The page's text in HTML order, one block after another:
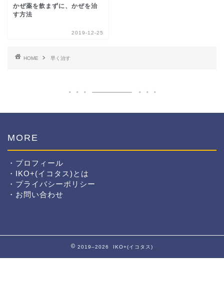
かぜ薬を飲まずに、かぜを治
す方法
2019-12-25
HOME 早く治す
MORE
・プロフィール
・IKO+(イコタス)とは
・プライバシーポリシー
・お問い合わせ
2019–2026 IKO+(イコタス)